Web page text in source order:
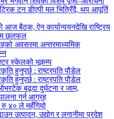
टन डीएपी मल भित्रिँदै, थप आपूर्ति
आज बैठक, ऐन कार्यान्वयनदेखि राष्ट्रिय
छलफल
अवसरमा अन्तरमाध्यमिक
स्केलको भूकम्प
हुनुपर्छ : राष्ट्रपति पौडेल
हुनुपर्छ : राष्ट्रपति पौडेल
बढ्दा दुर्घटना र जाम,
गर्न आग्रह
रु ४० ले महँगियो
उत्पादन, उद्योग र लगानीमा प्रदेश